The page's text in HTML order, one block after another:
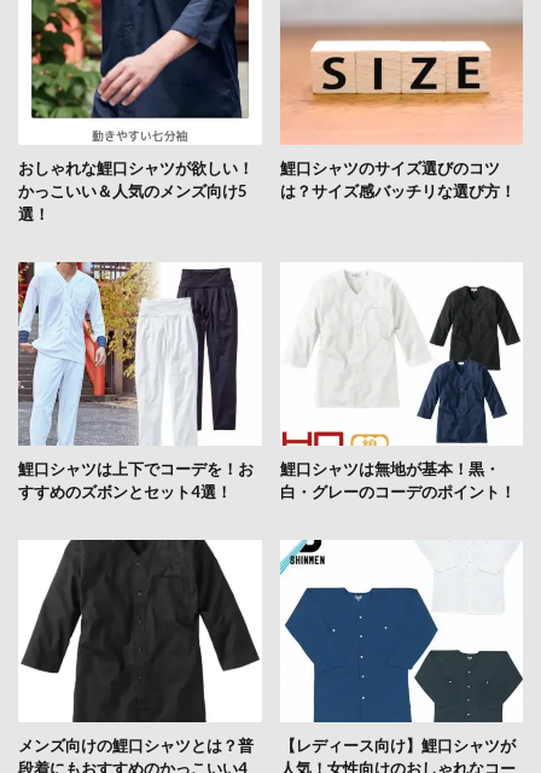
おしゃれな鯉口シャツが欲しい！
かっこいい＆人気のメンズ向け5
選！
鯉口シャツのサイズ選びのコツ
は？サイズ感バッチリな選び方！
鯉口シャツは上下でコーデを！お
すすめのズボンとセット4選！
鯉口シャツは無地が基本！黒・
白・グレーのコーデのポイント！
メンズ向けの鯉口シャツとは？普
段着にもおすすめのかっこいい4
【レディース向け】鯉口シャツが
人気！女性向けのおしゃれなコー